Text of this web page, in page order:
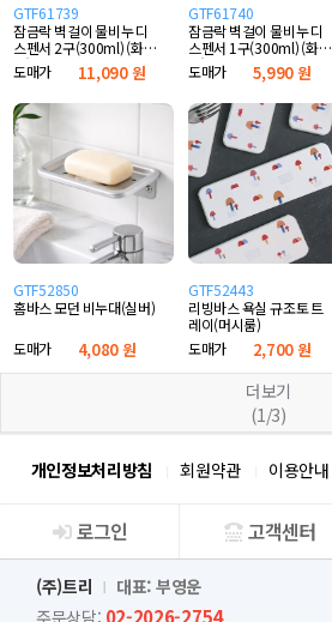
GTF61739
잠금락 벽걸이 물비누 디
스펜서 2구(300ml) (화이
트)
도매가 11,090 원
GTF61740
잠금락 벽걸이 물비누 디
스펜서 1구(300ml) (화이
트)
도매가 5,990 원
GTF52850
홈바스 모던 비누대(실버)
도매가
4,080 원
GTF52443
리빙바스 욕실 규조토 트
레이(머시룸)
도매가
2,700 원
더보기
(1/3)
개인정보처리방침 회원약관 이용안내
회사소개
로그인 고객센터
(주)트리
대표: 부영운
주문상담: 02-2026-2754